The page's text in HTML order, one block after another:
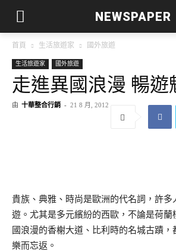
NEWSPAPER
首頁 生活旅遊家 國外旅遊
生活旅遊家 國外旅遊
走進異國浪漫 暢遊
由 十華整合行銷 - 21 8 月, 2012
貴族、典雅、時尚是歐洲的代名詞，許多
遊。尤其是多元繽紛的西歐，不論是荷蘭
國浪漫的香榭大道、比利時的名城古蹟，
樂而忘返。